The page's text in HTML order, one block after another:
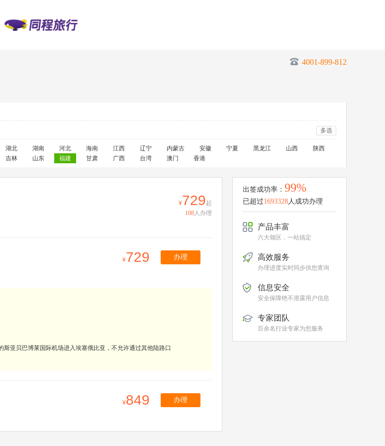
4001-899-812
多选
湖北 湖南 河北 海南 江西 辽宁 内蒙古 安徽 宁夏 黑龙江 山西
陕西
吉林 山东 福建 甘肃 广西 台湾 澳门 香港
729起
108人办理
729 办理
亚贝巴博莱国际机场进入埃塞俄比亚，不允许通过其他陆路口
849 办理
出签成功率： 99%
已超过1693328人成功办理
产品丰富
六大领区，一站搞定
高效服务
办理进度实时同步供您查询
信息安全
安全保障绝不泄露用户信息
专家团队
百余名行业专家为您服务